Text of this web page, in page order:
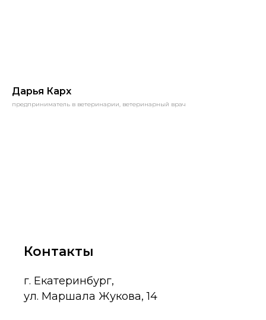
Дарья Карх
предприниматель в ветеринарии, ветеринарный врач
Контакты
г. Екатеринбург,
ул. Маршала Жукова, 14